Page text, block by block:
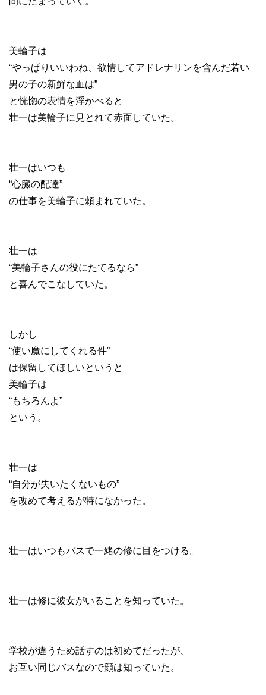
美輪子は
“やっぱりいいわね、欲情してアドレナリンを含んだ若い
男の子の新鮮な血は”
と恍惚の表情を浮かべると
壮一は美輪子に見とれて赤面していた。
壮一はいつも
“心臓の配達”
の仕事を美輪子に頼まれていた。
壮一は
“美輪子さんの役にたてるなら”
と喜んでこなしていた。
しかし
“使い魔にしてくれる件”
は保留してほしいというと
美輪子は
“もちろんよ”
という。
壮一は
“自分が失いたくないもの”
を改めて考えるが特になかった。
壮一はいつもバスで一緒の修に目をつける。
壮一は修に彼女がいることを知っていた。
学校が違うため話すのは初めてだったが、
お互い同じバスなので顔は知っていた。